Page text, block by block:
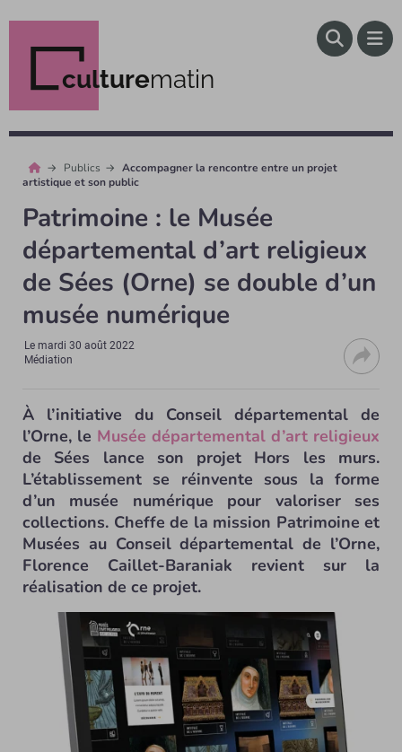
culturematin
Publics
Accompagner la rencontre entre un projet
artistique et son public
Patrimoine : le Musée
départemental d’art religieux
de Sées (Orne) se double d’un
musée numérique
Lemardi 30 août 2022
Médiation
À l’initiative du Conseil départemental de
l’Orne, le Musée départemental d’art religieux
de Sées lance son projet Hors les murs.
L’établissement se réinvente sous la forme
d’un musée numérique pour valoriser ses
collections. Cheffe de la mission Patrimoine et
Musées au Conseil départemental de l’Orne,
Florence Caillet-Baraniak revient sur la
réalisation de ce projet.